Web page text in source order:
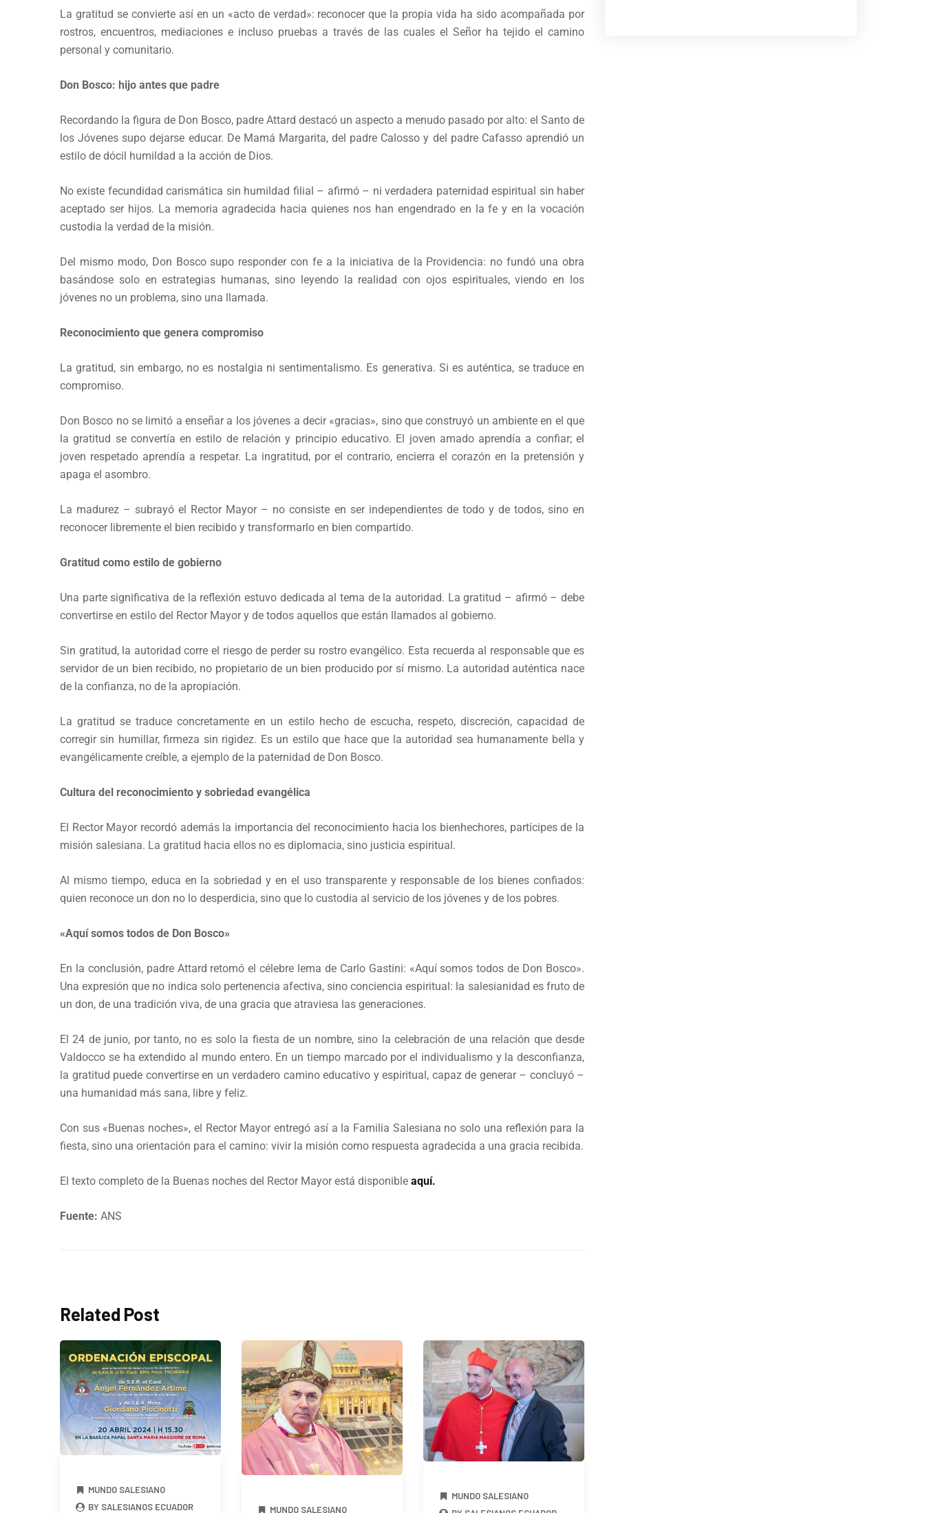
La gratitud se convierte así en un «acto de verdad»: reconocer que la propia vida ha sido acompañada por
rostros, encuentros, mediaciones e incluso pruebas a través de las cuales el Señor ha tejido el camino
personal y comunitario.
Don Bosco: hijo antes que padre
Recordando la figura de Don Bosco, padre Attard destacó un aspecto a menudo pasado por alto: el Santo de
los Jóvenes supo dejarse educar. De Mamá Margarita, del padre Calosso y del padre Cafasso aprendió un
estilo de dócil humildad a la acción de Dios.
No existe fecundidad carismática sin humildad filial – afirmó – ni verdadera paternidad espiritual sin haber
aceptado ser hijos. La memoria agradecida hacia quienes nos han engendrado en la fe y en la vocación
custodia la verdad de la misión.
Del mismo modo, Don Bosco supo responder con fe a la iniciativa de la Providencia: no fundó una obra
basándose solo en estrategias humanas, sino leyendo la realidad con ojos espirituales, viendo en los
jóvenes no un problema, sino una llamada.
Reconocimiento que genera compromiso
La gratitud, sin embargo, no es nostalgia ni sentimentalismo. Es generativa. Si es auténtica, se traduce en
compromiso.
Don Bosco no se limitó a enseñar a los jóvenes a decir «gracias», sino que construyó un ambiente en el que
la gratitud se convertía en estilo de relación y principio educativo. El joven amado aprendía a confiar; el
joven respetado aprendía a respetar. La ingratitud, por el contrario, encierra el corazón en la pretensión y
apaga el asombro.
La madurez – subrayó el Rector Mayor – no consiste en ser independientes de todo y de todos, sino en
reconocer libremente el bien recibido y transformarlo en bien compartido.
Gratitud como estilo de gobierno
Una parte significativa de la reflexión estuvo dedicada al tema de la autoridad. La gratitud – afirmó – debe
convertirse en estilo del Rector Mayor y de todos aquellos que están llamados al gobierno.
Sin gratitud, la autoridad corre el riesgo de perder su rostro evangélico. Esta recuerda al responsable que es
servidor de un bien recibido, no propietario de un bien producido por sí mismo. La autoridad auténtica nace
de la confianza, no de la apropiación.
La gratitud se traduce concretamente en un estilo hecho de escucha, respeto, discreción, capacidad de
corregir sin humillar, firmeza sin rigidez. Es un estilo que hace que la autoridad sea humanamente bella y
evangélicamente creíble, a ejemplo de la paternidad de Don Bosco.
Cultura del reconocimiento y sobriedad evangélica
El Rector Mayor recordó además la importancia del reconocimiento hacia los bienhechores, partícipes de la
misión salesiana. La gratitud hacia ellos no es diplomacia, sino justicia espiritual.
Al mismo tiempo, educa en la sobriedad y en el uso transparente y responsable de los bienes confiados:
quien reconoce un don no lo desperdicia, sino que lo custodia al servicio de los jóvenes y de los pobres.
«Aquí somos todos de Don Bosco»
En la conclusión, padre Attard retomó el célebre lema de Carlo Gastini: «Aquí somos todos de Don Bosco».
Una expresión que no indica solo pertenencia afectiva, sino conciencia espiritual: la salesianidad es fruto de
un don, de una tradición viva, de una gracia que atraviesa las generaciones.
El 24 de junio, por tanto, no es solo la fiesta de un nombre, sino la celebración de una relación que desde
Valdocco se ha extendido al mundo entero. En un tiempo marcado por el individualismo y la desconfianza,
la gratitud puede convertirse en un verdadero camino educativo y espiritual, capaz de generar – concluyó –
una humanidad más sana, libre y feliz.
Con sus «Buenas noches», el Rector Mayor entregó así a la Familia Salesiana no solo una reflexión para la
fiesta, sino una orientación para el camino: vivir la misión como respuesta agradecida a una gracia recibida.
El texto completo de la Buenas noches del Rector Mayor está disponible aquí.
Fuente: ANS
Related Post
MUNDO SALESIANO
BY SALESIANOS ECUADOR
MUNDO SALESIANO
MUNDO SALESIANO